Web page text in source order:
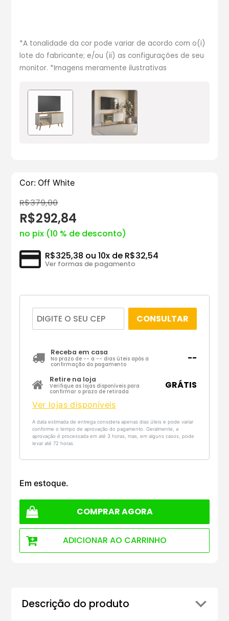
*A tonalidade da cor pode variar de acordo com o(i)
lote do fabricante; e/ou (ii) as configurações de seu
monitor. *Imagens meramente ilustrativas
Cor: Off White
R$379,00
R$292,84
no pix (10 % de desconto)
R$325,38 ou 10x de R$32,54
Ver formas de pagamento
CONSULTAR
Receba em casa
No prazo de -- a -- dias úteis após a
confirmação do pagamento
--
Retire na loja
Verifique as lojas disponíveis para
confirmar o prazo de retirada
GRÁTIS
Ver lojas disponíveis
A data estimada de entrega considera apenas dias úteis e pode variar
conforme o tempo de aprovação do pagamento. Geralmente, a
aprovação é processada em até 3 horas, mas, em alguns casos, pode
levar até 72 horas.
Em estoque.
COMPRAR AGORA
ADICIONAR AO CARRINHO
Descrição do produto